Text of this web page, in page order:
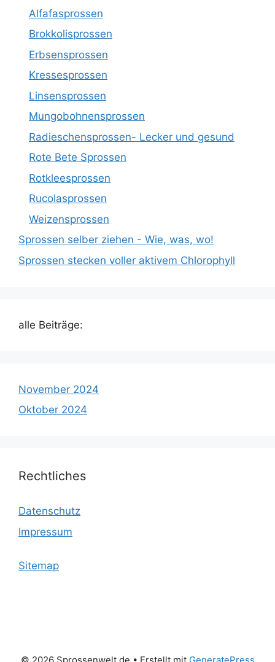
Alfafasprossen
Brokkolisprossen
Erbsensprossen
Kressesprossen
Linsensprossen
Mungobohnensprossen
Radieschensprossen- Lecker und gesund
Rote Bete Sprossen
Rotkleesprossen
Rucolasprossen
Weizensprossen
Sprossen selber ziehen - Wie, was, wo!
Sprossen stecken voller aktivem Chlorophyll
alle Beiträge:
November 2024
Oktober 2024
Rechtliches
Datenschutz
Impressum
Sitemap